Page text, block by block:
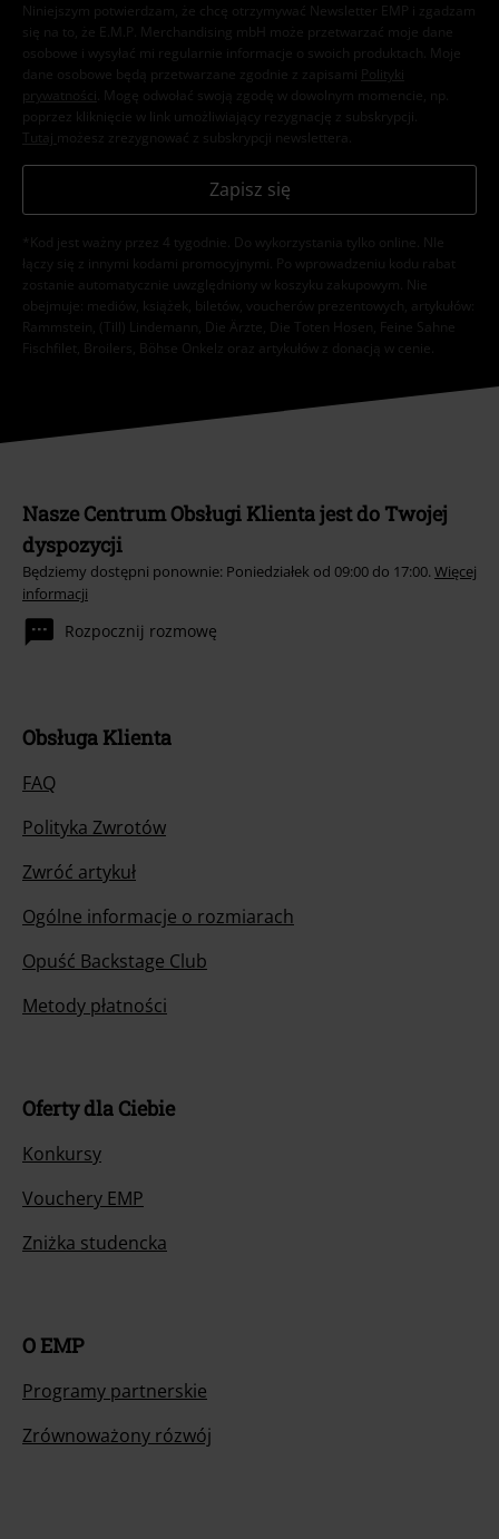
Niniejszym potwierdzam, że chcę otrzymywać Newsletter EMP i zgadzam
się na to, że E.M.P. Merchandising mbH może przetwarzać moje dane
osobowe i wysyłać mi regularnie informacje o swoich produktach. Moje
dane osobowe będą przetwarzane zgodnie z zapisami
Polityki
prywatności . Mogę odwołać swoją zgodę w dowolnym momencie, np.
poprzez kliknięcie w link umożliwiający rezygnację z subskrypcji.
Tutaj możesz zrezygnować z subskrypcji newslettera.
Zapisz się
*Kod jest ważny przez 4 tygodnie. Do wykorzystania tylko online. NIe
łączy się z innymi kodami promocyjnymi. Po wprowadzeniu kodu rabat
zostanie automatycznie uwzględniony w koszyku zakupowym. Nie
obejmuje: mediów, książek, biletów, voucherów prezentowych, artykułów:
Rammstein, (Till) Lindemann, Die Ärzte, Die Toten Hosen, Feine Sahne
Fischfilet, Broilers, Böhse Onkelz oraz artykułów z donacją w cenie.
Nasze Centrum Obsługi Klienta jest do Twojej
dyspozycji
Będziemy dostępni ponownie: Poniedziałek od 09:00 do 17:00. Więcej
informacji
Rozpocznij rozmowę
Obsługa Klienta
FAQ
Polityka Zwrotów
Zwróć artykuł
Ogólne informacje o rozmiarach
Opuść Backstage Club
Metody płatności
Oferty dla Ciebie
Konkursy
Vouchery EMP
Zniżka studencka
O EMP
Programy partnerskie
Zrównoważony rózwój